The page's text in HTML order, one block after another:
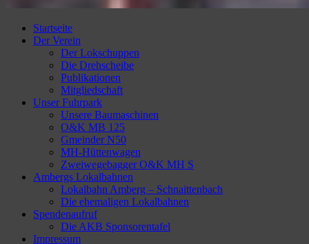
Amberger Kaolinbahn e.V.
Ambergs Eisenbahnerlebnis
Startseite
Der Verein
Der Lokschuppen
Die Drehscheibe
Publikationen
Mitgliedschaft
Unser Fuhrpark
Unsere Baumaschinen
O&K MB 125
Gmeinder N50
MH-Hüttenwagen
Zweiwegebagger O&K MH S
Ambergs Lokalbahnen
Lokalbahn Amberg – Schnaittenbach
Die ehemaligen Lokalbahnen
Spendenaufruf
Die AKB Sponsorentafel
Impressum